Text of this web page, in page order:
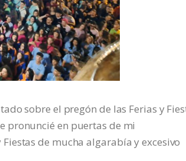
sobre el pregón de las Ferias y
pronuncié en puertas de mi
de mucha algarabía y excesivo